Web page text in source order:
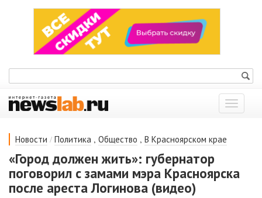
Показать
меню
Новости / Политика , Общество , В Красноярском крае
«Город должен жить»: губернатор
поговорил с замами мэра Красноярска
после ареста Логинова (видео)